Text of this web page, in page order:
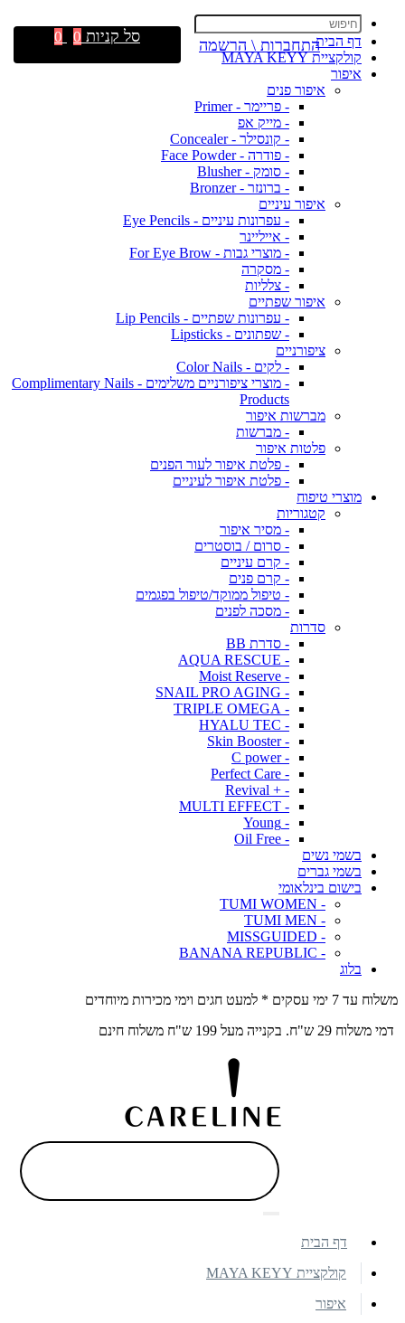
דף הבית
קולקציית MAYA KEYY
איפור
איפור פנים
- פריימר - Primer
- מייק אפ
- קונסילר - Concealer
- פודרה - Face Powder
- סומק - Blusher
- ברונזר - Bronzer
איפור עיניים
- עפרונות עיניים - Eye Pencils
- אייליינר
- מוצרי גבות - For Eye Brow
- מסקרה
- צלליות
איפור שפתיים
- עפרונות שפתיים - Lip Pencils
- שפתונים - Lipsticks
ציפורניים
- לקים - Color Nails
- מוצרי ציפורניים משלימים - Complimentary Nails
Products
מברשות איפור
- מברשות
פלטות איפור
- פלטת איפור לעור הפנים
- פלטת איפור לעיניים
מוצרי טיפוח
קטגוריות
- מסיר איפור
- סרום / בוסטרים
- קרם עיניים
- קרם פנים
- טיפול ממוקד/טיפול בפגמים
- מסכה לפנים
סדרות
- סדרת BB
- AQUA RESCUE
- Moist Reserve
- SNAIL PRO AGING
- TRIPLE OMEGA
- HYALU TEC
- Skin Booster
- C power
- Perfect Care
- + Revival
- MULTI EFFECT
- Young
- Oil Free
בשמי נשים
בשמי גברים
בישום בינלאומי
- TUMI WOMEN
- TUMI MEN
- MISSGUIDED
- BANANA REPUBLIC
בלוג
משלוח עד 7 ימי עסקים * למעט חגים וימי מכירות מיוחדים
דמי משלוח 29 ש"ח. בקנייה מעל 199 ש"ח משלוח חינם
התחברות \ הרשמה סל קניות 0
0
דף הבית
קולקציית MAYA KEYY
איפור